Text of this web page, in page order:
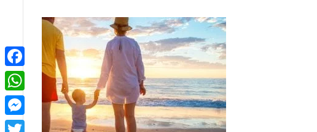
Facebook
WhatsApp
Messenger